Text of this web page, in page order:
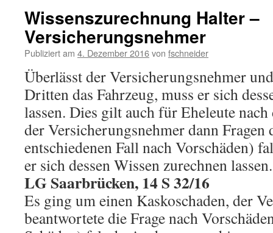
Wissenszurechnung Halter –
Versicherungsnehmer
Publiziert am 4. Dezember 2016von fschneider
Überlässt der Versicherungsnehmer
Dritten das Fahrzeug, muss er sich
lassen. Dies gilt auch für Eheleute
der Versicherungsnehmer dann
entschiedenen Fall nach Vorschäden)
er sich dessen Wissen zurechnen lassen.
LG Saarbrücken, 14 S 32/16
Es ging um einen Kaskoschaden, der
beantwortete die Frage nach